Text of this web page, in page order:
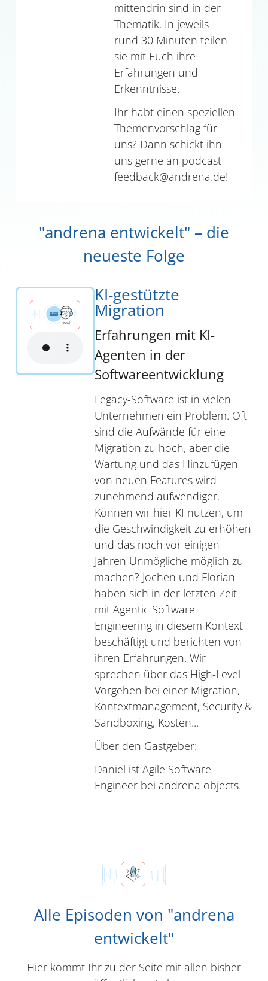
mittendrin sind in der
Thematik. In jeweils
rund 30 Minuten teilen
sie mit Euch ihre
Erfahrungen und
Erkenntnisse.
Ihr habt einen speziellen
Themenvorschlag für
uns? Dann schickt ihn
uns gerne an podcast-
feedback@andrena.de!
"andrena entwickelt" – die
neueste Folge
KI-gestützte
Migration
Erfahrungen mit KI-
Agenten in der
Softwareentwicklung
Legacy-Software ist in vielen
Unternehmen ein Problem. Oft
sind die Aufwände für eine
Migration zu hoch, aber die
Wartung und das Hinzufügen
von neuen Features wird
zunehmend aufwendiger.
Können wir hier KI nutzen, um
die Geschwindigkeit zu erhöhen
und das noch vor einigen
Jahren Unmögliche möglich zu
machen? Jochen und Florian
haben sich in der letzten Zeit
mit Agentic Software
Engineering in diesem Kontext
beschäftigt und berichten von
ihren Erfahrungen. Wir
sprechen über das High-Level
Vorgehen bei einer Migration,
Kontextmanagement, Security &
Sandboxing, Kosten...
Über den Gastgeber:
Daniel ist Agile Software
Engineer bei andrena objects.
Alle Episoden von "andrena
entwickelt"
Hier kommt Ihr zu der Seite mit allen bisher